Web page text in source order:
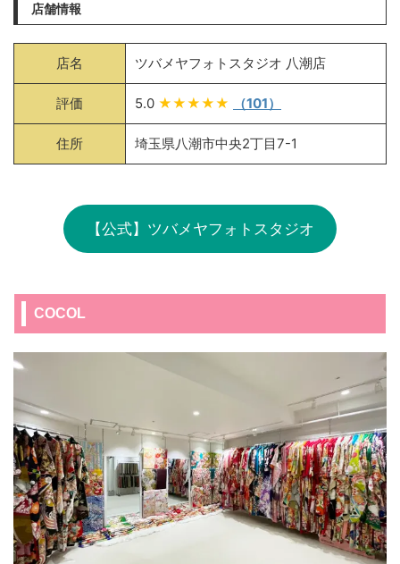
店舗情報
店名 ツバメヤフォトスタジオ 八潮店
評価 5.0 ★★★★★ （101）
住所 埼玉県八潮市中央2丁目7-1
【公式】ツバメヤフォトスタジオ
COCOL